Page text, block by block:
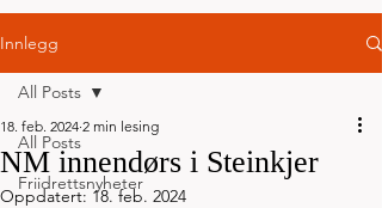
Innlegg
All Posts
Friidrettsnyheter
All Posts
NM innendørs i Steinkjer
18. feb. 2024 2 min lesing
Oppdatert:18. feb. 2024